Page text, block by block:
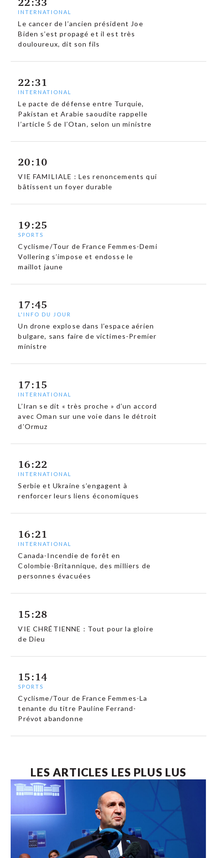
INTERNATIONAL
Le cancer de l’ancien président Joe
Biden s’est propagé et il est très
douloureux, dit son fils
22:31
INTERNATIONAL
Le pacte de défense entre Turquie,
Pakistan et Arabie saoudite rappelle
l’article 5 de l’Otan, selon un ministre
20:10
VIE FAMILIALE : Les renoncements qui
bâtissent un foyer durable
19:25
SPORTS
Cyclisme/Tour de France Femmes-Demi
Vollering s’impose et endosse le
maillot jaune
17:45
L'INFO DU JOUR
Un drone explose dans l’espace aérien
bulgare, sans faire de victimes-Premier
ministre
17:15
INTERNATIONAL
L’Iran se dit « très proche » d’un accord
avec Oman sur une voie dans le détroit
d’Ormuz
16:22
INTERNATIONAL
Serbie et Ukraine s’engagent à
renforcer leurs liens économiques
16:21
INTERNATIONAL
Canada-Incendie de forêt en
Colombie-Britannique, des milliers de
personnes évacuées
15:28
VIE CHRÉTIENNE : Tout pour la gloire
de Dieu
15:14
SPORTS
Cyclisme/Tour de France Femmes-La
tenante du titre Pauline Ferrand-
Prévot abandonne
LES ARTICLES LES PLUS LUS